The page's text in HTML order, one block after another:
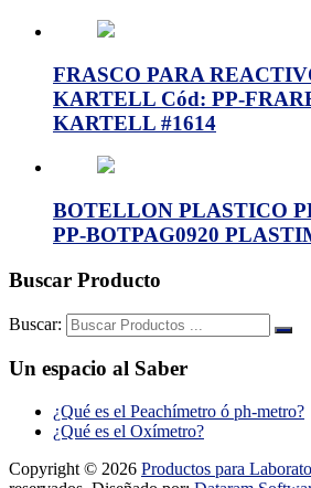
FRASCO PARA
KARTELL Cód: PP-
KARTELL #1614
BOTELLON PLASTICO
PP-BOTPAG0920
Buscar Producto
Buscar:
Un espacio al Saber
¿Qué es el Peachímetro ó ph-metro?
¿Qué es el Oxímetro?
Copyright © 2026 Productos para